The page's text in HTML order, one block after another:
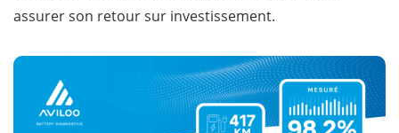
assurer son retour sur investissement.